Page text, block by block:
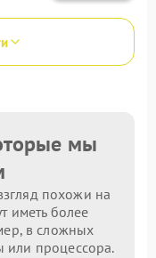
мы
похожи на
иметь более
в сложных
или процессора.